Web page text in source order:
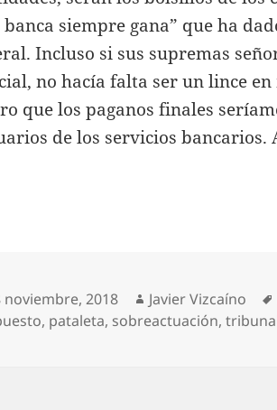
banca siempre gana” que ha
Incluso si sus supremas
no hacía falta ser un lince
que los paganos finales
de los servicios bancarios.
noviembre, 2018 Autor
Javier Vizcaíno
, pataleta, sobreactuación,